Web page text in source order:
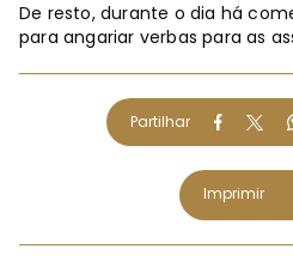
De resto, durante o dia há
para angariar verbas para as
Partilhar
Imprimir